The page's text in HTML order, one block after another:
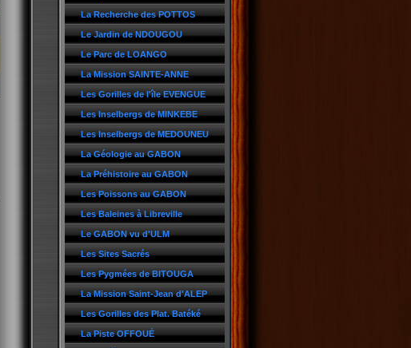
La Recherche des POTTOS
Le Jardin de NDOUGOU
Le Parc de LOANGO
La Mission SAINTE-ANNE
Les Gorilles de l'île EVENGUE
Les Inselbergs de MINKEBE
Les Inselbergs de MEDOUNEU
La Géologie au GABON
La Préhistoire au GABON
Les Poissons au GABON
Les Baleines à Libreville
Le GABON vu d'ULM
Les Sites Sacrés
Les Pygmées de BITOUGA
La Mission Saint-Jean d'ALEP
Les Gorilles des Plat. Batéké
La Piste OFFOUÉ